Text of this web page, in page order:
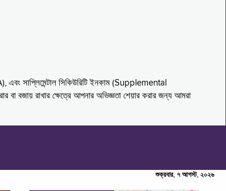
সাপ্লিমেন্টাল সিকিউরিটি ইনকাম (Supplemental
বজায় রাখার ক্ষেত্রে আপনার অভিজ্ঞতা শেয়ার করার জন্য আমরা
শুক্রবার, ৭ আগস্ট, ২০২৬